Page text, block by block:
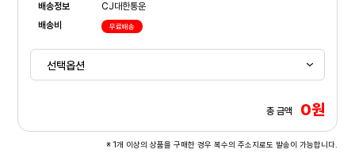
배송정보
CJ대한통운
배송비
무료배송
총 금액 0원
※ 1개 이상의 상품을 구매한 경우 복수의 주소지로도 발송이 가능합니다.